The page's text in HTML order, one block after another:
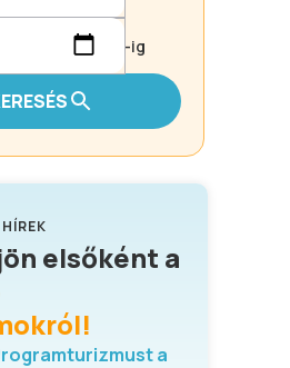
-ig
elsőként a
a